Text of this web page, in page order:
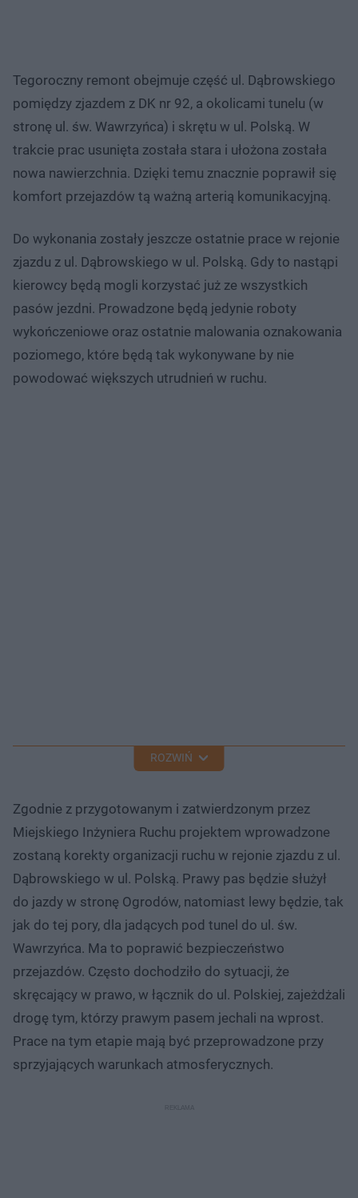
Tegoroczny remont obejmuje część ul. Dąbrowskiego
pomiędzy zjazdem z DK nr 92, a okolicami tunelu (w
stronę ul. św. Wawrzyńca) i skrętu w ul. Polską. W
trakcie prac usunięta została stara i ułożona została
nowa nawierzchnia. Dzięki temu znacznie poprawił się
komfort przejazdów tą ważną arterią komunikacyjną.
Do wykonania zostały jeszcze ostatnie prace w rejonie
zjazdu z ul. Dąbrowskiego w ul. Polską. Gdy to nastąpi
kierowcy będą mogli korzystać już ze wszystkich
pasów jezdni. Prowadzone będą jedynie roboty
wykończeniowe oraz ostatnie malowania oznakowania
poziomego, które będą tak wykonywane by nie
powodować większych utrudnień w ruchu.
ROZWIŃ
Zgodnie z przygotowanym i zatwierdzonym przez
Miejskiego Inżyniera Ruchu projektem wprowadzone
zostaną korekty organizacji ruchu w rejonie zjazdu z ul.
Dąbrowskiego w ul. Polską. Prawy pas będzie służył
do jazdy w stronę Ogrodów, natomiast lewy będzie, tak
jak do tej pory, dla jadących pod tunel do ul. św.
Wawrzyńca. Ma to poprawić bezpieczeństwo
przejazdów. Często dochodziło do sytuacji, że
skręcający w prawo, w łącznik do ul. Polskiej, zajeżdżali
drogę tym, którzy prawym pasem jechali na wprost.
Prace na tym etapie mają być przeprowadzone przy
sprzyjających warunkach atmosferycznych.